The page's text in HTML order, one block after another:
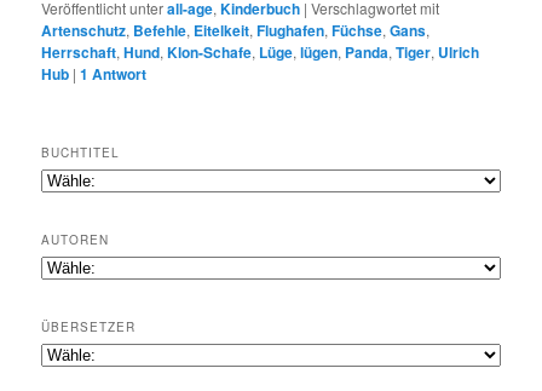
Veröffentlicht unterall-age,Kinderbuch |Verschlagwortet mit
Artenschutz, Befehle, Eitelkeit,Flughafen,Füchse,Gans,
Herrschaft,Hund,Klon-Schafe, Lüge,lügen, Panda,Tiger, Ulrich
Hub |1 Antwort
BUCHTITEL
AUTOREN
ÜBERSETZER